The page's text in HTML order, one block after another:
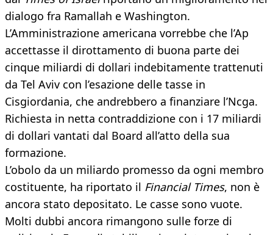
dialogo fra Ramallah e Washington.
L’Amministrazione americana vorrebbe che l’Ap
accettasse il dirottamento di buona parte dei
cinque miliardi di dollari indebitamente trattenuti
da Tel Aviv con l’esazione delle tasse in
Cisgiordania, che andrebbero a finanziare l’Ncga.
Richiesta in netta contraddizione con i 17 miliardi
di dollari vantati dal Board all’atto della sua
formazione.
L’obolo da un miliardo promesso da ogni membro
costituente, ha riportato il Financial Times, non è
ancora stato depositato. Le casse sono vuote.
Molti dubbi ancora rimangono sulle forze di